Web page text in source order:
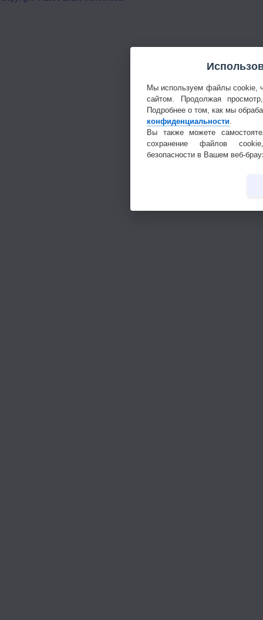
Мы используем файлы cookie,
сайтом. Продолжая
Подробнее о том, как мы
конфиденциальности
Вы также можете
сохранение файлов
безопасности в Вашем веб-